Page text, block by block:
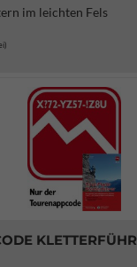
im leichten Fels